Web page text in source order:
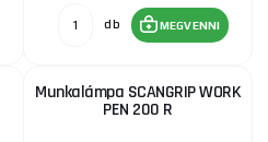
db MEGVENNI
Munkalámpa SCANGRIP WORK
PEN 200 R